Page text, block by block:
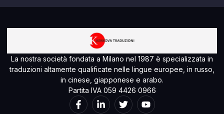
La nostra società fondata a Milano nel 1987 è specializzata in
traduzioni altamente qualificate nelle lingue europee, in russo,
in cinese, giapponese e arabo.
Partita IVA 059 4426 0966
F
a
L
i
T
w
Y
o